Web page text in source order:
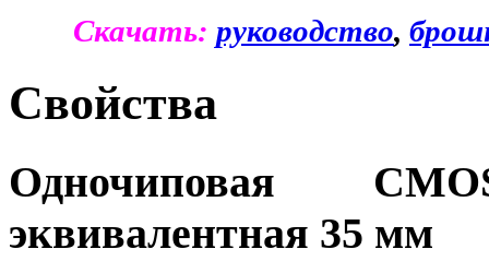
Скачать: руководство,
Свойства
Одночиповая
эквивалентная 35 мм